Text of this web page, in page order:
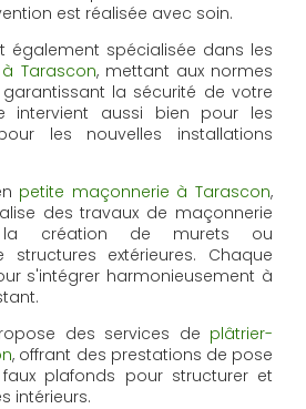
est réalisée avec soin.
également spécialisée dans les
Tarascon, mettant aux normes
la sécurité de votre
intervient aussi bien pour les
les nouvelles installations
petite maçonnerie à Tarascon,
des travaux de maçonnerie
la création de murets ou
extérieures. Chaque
s'intégrer harmonieusement à
des services de plâtrier-
, offrant des prestations de pose
plafonds pour structurer et
intérieurs.